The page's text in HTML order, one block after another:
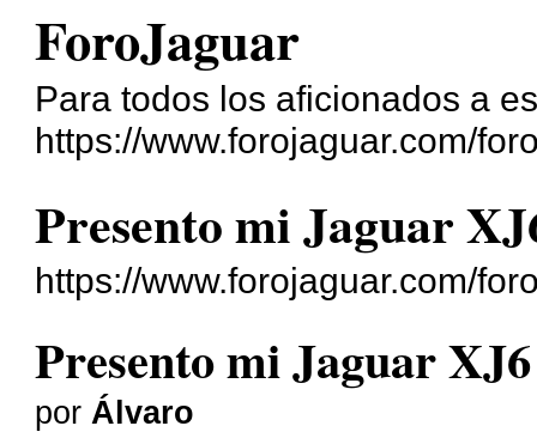
ForoJaguar
Para todos los aficionados a
https://www.forojaguar.com/
Presento mi Jaguar
https://www.forojaguar.com/
Presento mi Jaguar
por Álvaro